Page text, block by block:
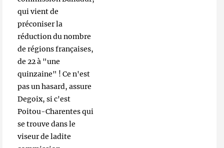
qui vient de
préconiser la
réduction du nombre
de régions françaises,
de 22 à "une
quinzaine" ! Ce n'est
pas un hasard, assure
Degoix, si c'est
Poitou-Charentes qui
se trouve dans le
viseur de ladite